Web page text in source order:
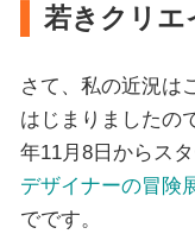
若きクリエ
さて、私の近況は
はじまりましたの
年11月8日からス
デザイナーの冒険
でです。